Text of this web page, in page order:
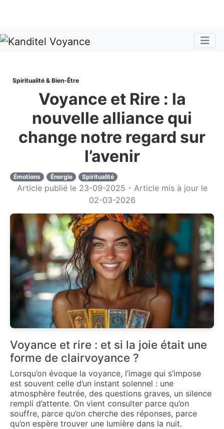
Spiritualité & Bien-Être
Voyance et Rire : la
nouvelle alliance qui
change notre regard sur
l’avenir
Émotions Énergie Spiritualité
Article publié le 23-09-2025 - Article mis à jour le
02-03-2026
Voyance et rire : et si la joie était une
forme de clairvoyance ?
Lorsqu’on évoque la voyance, l’image qui s’impose
est souvent celle d’un instant solennel : une
atmosphère feutrée, des questions graves, un silence
rempli d’attente. On vient consulter parce qu’on
souffre, parce qu’on cherche des réponses, parce
qu’on espère trouver une lumière dans la nuit.